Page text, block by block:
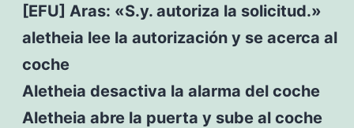
[EFU] Aras: «S.y. autoriza la solicitud.»
aletheia lee la autorización y se acerca al
coche
Aletheia desactiva la alarma del coche
Aletheia abre la puerta y sube al coche